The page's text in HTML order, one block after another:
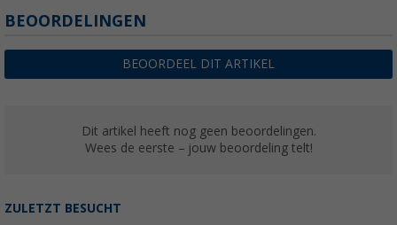
BEOORDELINGEN
BEOORDEEL DIT ARTIKEL
Dit artikel heeft nog geen beoordelingen.
Wees de eerste – jouw beoordeling telt!
ZULETZT BESUCHT